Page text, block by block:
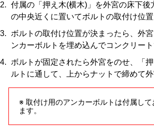
付属の「押え木(横木)」を外宮の床下後
の中央近くに置いてボルトの取付け位置
ボルトの取付け位置が決まったら、外
ンカーボルトを埋め込んでコンクリート
ボルトが固定されたら外宮をのせ、「
ルトに通して、上からナットで締めて外
※ 取付け用のアンカーボルトは付属し
ます。